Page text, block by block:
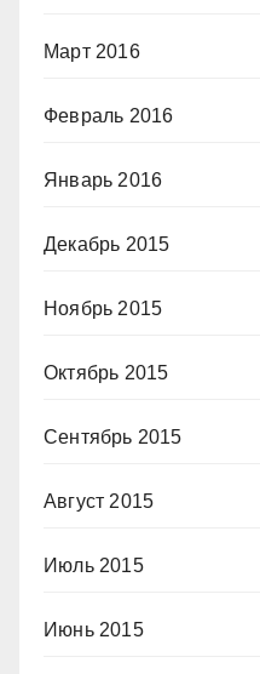
Март 2016
Февраль 2016
Январь 2016
Декабрь 2015
Ноябрь 2015
Октябрь 2015
Сентябрь 2015
Август 2015
Июль 2015
Июнь 2015